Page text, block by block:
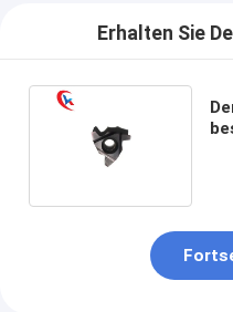
Erhalten Sie